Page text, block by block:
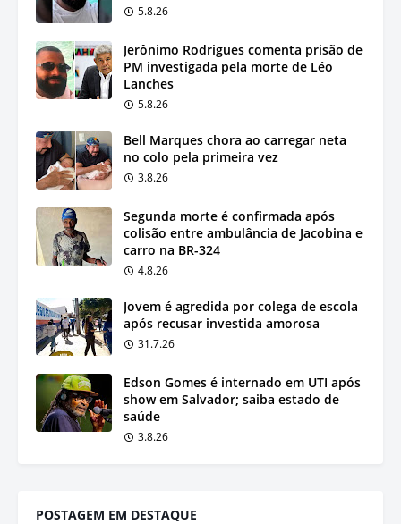
5.8.26
Jerônimo Rodrigues comenta prisão de
PM investigada pela morte de Léo
Lanches
5.8.26
Bell Marques chora ao carregar neta
no colo pela primeira vez
3.8.26
Segunda morte é confirmada após
colisão entre ambulância de Jacobina e
carro na BR-324
4.8.26
Jovem é agredida por colega de escola
após recusar investida amorosa
31.7.26
Edson Gomes é internado em UTI após
show em Salvador; saiba estado de
saúde
3.8.26
POSTAGEM EM DESTAQUE